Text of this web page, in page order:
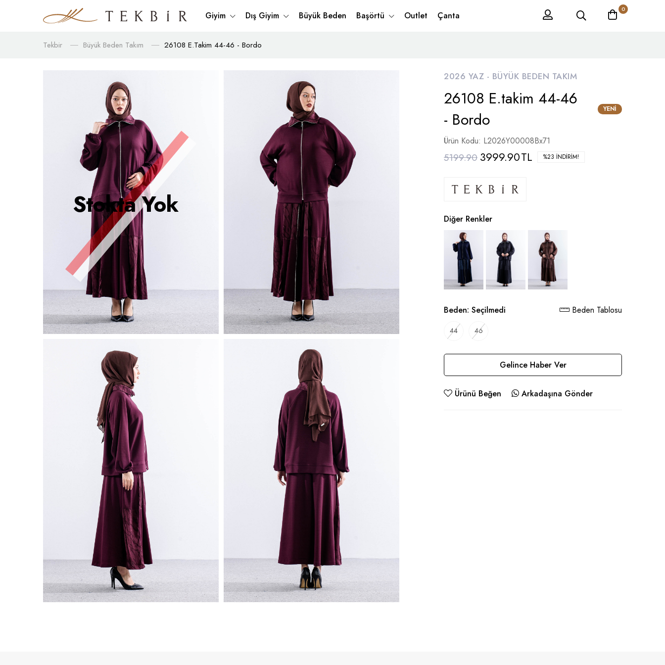
Giyim Dış Giyim Büyük Beden Başörtü Outlet Çanta
0
Tekbir Büyük Beden Takım 26108 E.takim 44-46 - Bordo
2026 YAZ - BÜYÜK BEDEN TAKIM
26108 E.takim 44-46
- Bordo
YENI
Ürün Kodu: L2026Y00008Bx71
5199.90 3999.90TL %23 İNDIRIM!
Diğer Renkler
Beden: Seçilmedi Beden Tablosu
44 46
Gelince Haber Ver
Ürünü Beğen Arkadaşına Gönder